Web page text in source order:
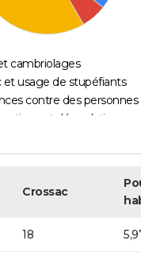
cambriolages
et usage de stupéfiants
contre des personnes
et dégradations
Crossac
18